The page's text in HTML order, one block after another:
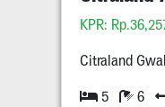
KPR:
Citraland
5 6